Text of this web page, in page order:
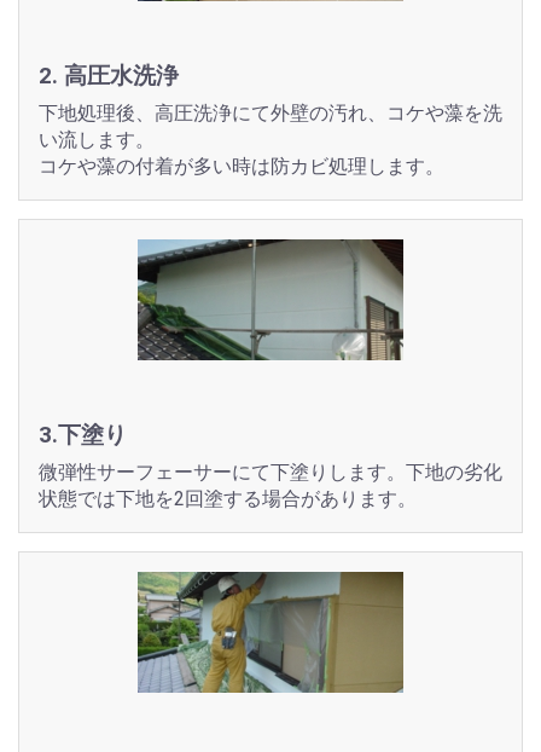
2. 高圧水洗浄
下地処理後、高圧洗浄にて外壁の汚れ、コケや藻を洗
い流します。
コケや藻の付着が多い時は防カビ処理します。
3.下塗り
微弾性サーフェーサーにて下塗りします。下地の劣化
状態では下地を2回塗する場合があります。